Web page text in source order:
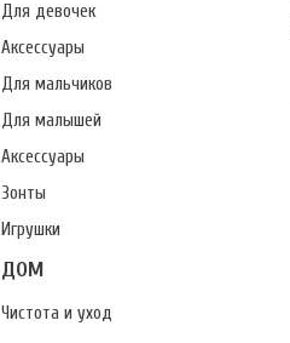
Для девочек
Аксессуары
Для мальчиков
Для малышей
Аксессуары
Зонты
Игрушки
ДОМ
Чистота и уход